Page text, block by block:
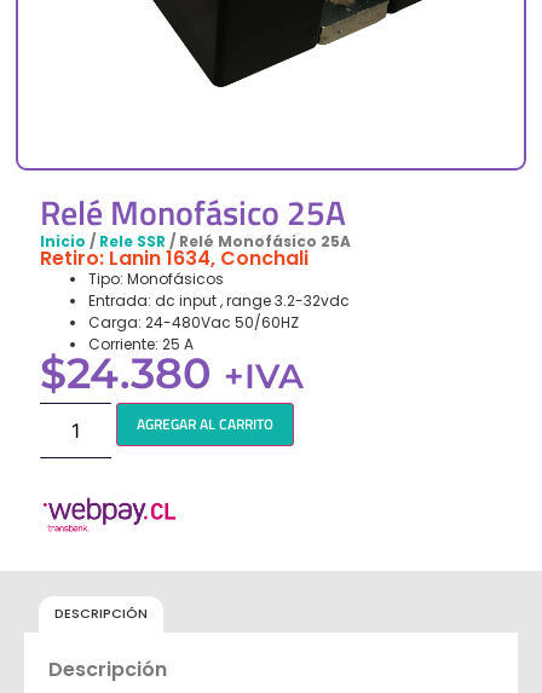
Relé Monofásico 25A
Inicio / Rele SSR / Relé Monofásico 25A
Retiro: Lanin 1634, Conchali
Tipo: Monofásicos
Entrada: dc input , range 3.2-32vdc
Carga: 24-480Vac 50/60HZ
Corriente: 25 A
$24.380 +IVA
AGREGAR AL CARRITO
DESCRIPCIÓN
Descripción